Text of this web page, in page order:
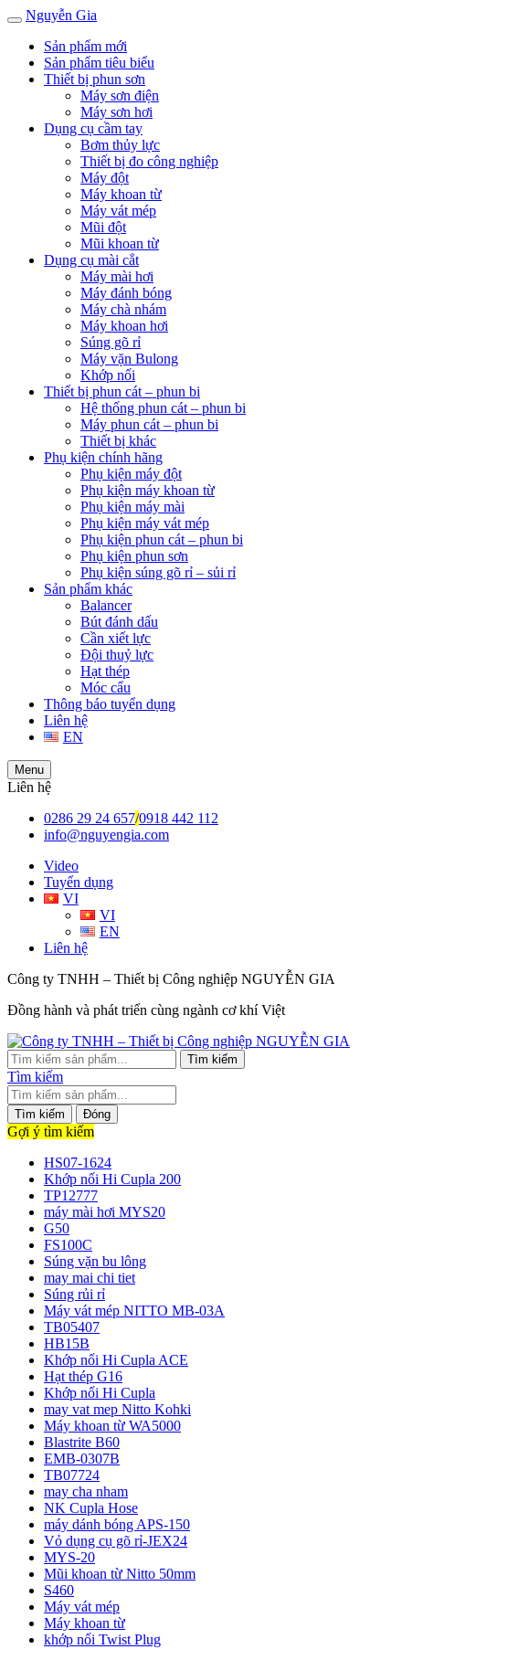
Nguyễn Gia
Sản phẩm mới
Sản phẩm tiêu biểu
Thiết bị phun sơn
Máy sơn điện
Máy sơn hơi
Dụng cụ cầm tay
Bơm thủy lực
Thiết bị đo công nghiệp
Máy đột
Máy khoan từ
Máy vát mép
Mũi đột
Mũi khoan từ
Dụng cụ mài cắt
Máy mài hơi
Máy đánh bóng
Máy chà nhám
Máy khoan hơi
Súng gõ rỉ
Máy vặn Bulong
Khớp nối
Thiết bị phun cát – phun bi
Hệ thống phun cát – phun bi
Máy phun cát – phun bi
Thiết bị khác
Phụ kiện chính hãng
Phụ kiện máy đột
Phụ kiện máy khoan từ
Phụ kiện máy mài
Phụ kiện máy vát mép
Phụ kiện phun cát – phun bi
Phụ kiện phun sơn
Phụ kiện súng gõ rỉ – sủi rỉ
Sản phẩm khác
Balancer
Bút đánh dấu
Cần xiết lực
Đội thuỷ lực
Hạt thép
Móc cẩu
Thông báo tuyển dụng
Liên hệ
EN
Menu
Liên hệ
0286 29 24 657/0918 442 112
info@nguyengia.com
Video
Tuyển dụng
VI
VI
EN
Liên hệ
Công ty TNHH – Thiết bị Công nghiệp NGUYỄN GIA
Đồng hành và phát triển cùng ngành cơ khí Việt
Tìm kiếm
Tìm kiếm
Tìm kiếm Đóng
Gợi ý tìm kiếm
HS07-1624
Khớp nối Hi Cupla 200
TP12777
máy mài hơi MYS20
G50
FS100C
Súng vặn bu lông
may mai chi tiet
Súng rủi rỉ
Máy vát mép NITTO MB-03A
TB05407
HB15B
Khớp nối Hi Cupla ACE
Hạt thép G16
Khớp nối Hi Cupla
may vat mep Nitto Kohki
Máy khoan từ WA5000
Blastrite B60
EMB-0307B
TB07724
may cha nham
NK Cupla Hose
máy dánh bóng APS-150
Vỏ dụng cụ gõ rỉ-JEX24
MYS-20
Mũi khoan từ Nitto 50mm
S460
Máy vát mép
Máy khoan từ
khớp nối Twist Plug